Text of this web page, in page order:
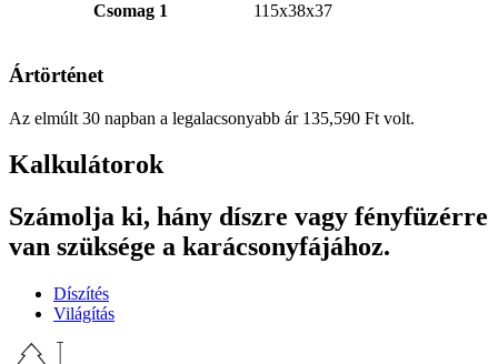
Csomag 1 115x38x37
Ártörténet
Az elmúlt 30 napban a legalacsonyabb ár 135,590 Ft volt.
Kalkulátorok
Számolja ki, hány díszre vagy fényfüzérre
van szüksége a karácsonyfájához.
Díszítés
Világítás